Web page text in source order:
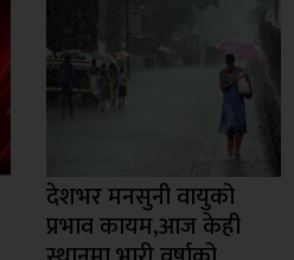
देशभर मनसुनी वायुको
प्रभाव कायम,आज केही